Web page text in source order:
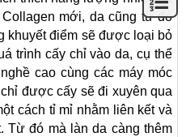
mới, da cũng từ đó
khuyết điểm sẽ được loại bỏ
trình cấy chỉ vào da, cụ thể
cao cùng các máy móc
được cấy sẽ đi xuyên qua
cách tỉ mỉ nhằm liên kết và
Từ đó mà làn da càng thêm